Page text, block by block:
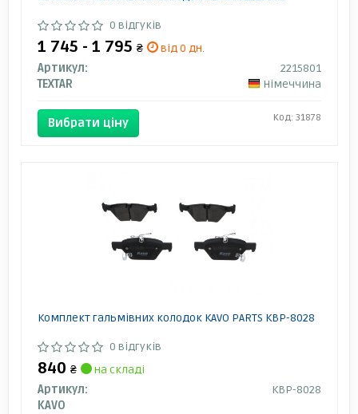
0 відгуків
1 745 - 1 795 ₴
від 0 дн.
Артикул:
2215801
TEXTAR
Німеччина
Вибрати ціну Код: 31878
Комплект гальмівних колодок KAVO PARTS KBP-8028
0 відгуків
840 ₴
на складі
Артикул:
KBP-8028
KAVO